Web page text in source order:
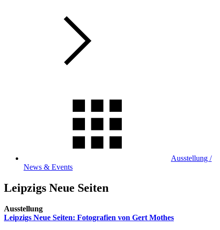
Ausstellung /
News & Events
Leipzigs Neue Seiten
Ausstellung
Leipzigs Neue Seiten: Fotografien von Gert Mothes